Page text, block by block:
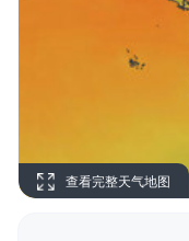
查看完整天气地图